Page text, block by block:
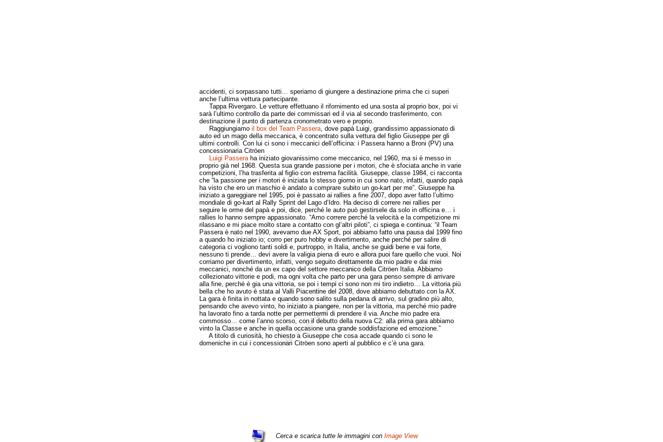
accidenti, ci sorpassano tutti… speriamo di giungere a destinazione prima che ci superi
anche l’ultima vettura partecipante.
Tappa Rivergaro. Le vetture effettuano il rifornimento ed una sosta al proprio box, poi vi
sarà l’ultimo controllo da parte dei commissari ed il via al secondo trasferimento, con
destinazione il punto di partenza cronometrato vero e proprio.
Raggiungiamo il box del Team Passera, dove papà Luigi, grandissimo appassionato di
auto ed un mago della meccanica, è concentrato sulla vettura del figlio Giuseppe per gli
ultimi controlli. Con lui ci sono i meccanici dell’officina: i Passera hanno a Broni (PV) una
concessionaria Citröen
Luigi Passeraha iniziato giovanissimo come meccanico, nel 1960, ma si è messo in
proprio già nel 1968. Questa sua grande passione per i motori, che è sfociata anche in varie
competizioni, l’ha trasferita al figlio con estrema facilità. Giuseppe, classe 1984, ci racconta
che “la passione per i motori è iniziata lo stesso giorno in cui sono nato, infatti, quando papà
ha visto che ero un maschio è andato a comprare subito un go-kart per me”. Giuseppe ha
iniziato a gareggiare nel 1995, poi è passato ai rallies a fine 2007, dopo aver fatto l’ultimo
mondiale di go-kart al Rally Sprint del Lago d’Idro. Ha deciso di correre nei rallies per
seguire le orme del papà e poi, dice, perché le auto può gestirsele da solo in officina e… i
rallies lo hanno sempre appassionato. “Amo correre perché la velocità e la competizione mi
rilassano e mi piace molto stare a contatto con gl’altri piloti”, ci spiega e continua: “il Team
Passera è nato nel 1990, avevamo due AX Sport, poi abbiamo fatto una pausa dal 1999 fino
a quando ho iniziato io; corro per puro hobby e divertimento, anche perché per salire di
categoria ci vogliono tanti soldi e, purtroppo, in Italia, anche se guidi bene e vai forte,
nessuno ti prende… devi avere la valigia piena di euro e allora puoi fare quello che vuoi. Noi
corriamo per divertimento, infatti, vengo seguito direttamente da mio padre e dai miei
meccanici, nonché da un ex capo del settore meccanico della Citröen Italia. Abbiamo
collezionato vittorie e podi, ma ogni volta che parto per una gara penso sempre di arrivare
alla fine, perché è gia una vittoria, se poi i tempi ci sono non mi tiro indietro… La vittoria più
bella che ho avuto è stata al Valli Piacentine del 2008, dove abbiamo debuttato con la AX.
La gara è finita in nottata e quando sono salito sulla pedana di arrivo, sul gradino più alto,
pensando che avevo vinto, ho iniziato a piangere, non per la vittoria, ma perché mio padre
ha lavorato fino a tarda notte per permettermi di prendere il via. Anche mio padre era
commosso… come l’anno scorso, con il debutto della nuova C2: alla prima gara abbiamo
vinto la Classe e anche in quella occasione una grande soddisfazione ed emozione.”
A titolo di curiosità, ho chiesto a Giuseppe che cosa accade quando ci sono le
domeniche in cui i concessionari Citröen sono aperti al pubblico e c’è una gara.
Cerca e scarica tutte le immagini con Image View